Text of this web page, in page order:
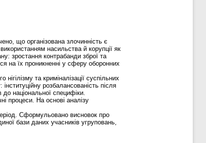
що організована злочинність є
насильства й корупції як
зростання контрабанди зброї та
на їх проникненні у сферу оборонних
та криміналізації суспільних
розбалансованість після
національної специфіки.
процеси. На основі аналізу
Сформульовано висновок про
бази даних учасників угруповань,